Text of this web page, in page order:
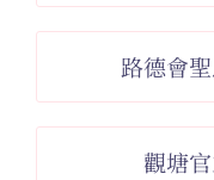
路德會
觀塘